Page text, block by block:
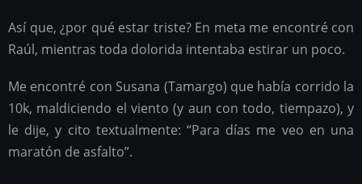
Así que, ¿por qué estar triste? En meta me encontré con
Raúl, mientras toda dolorida intentaba estirar un poco.
Me encontré con Susana (Tamargo) que había corrido la
10k, maldiciendo el viento (y aun con todo, tiempazo), y
le dije, y cito textualmente: “Para días me veo en una
maratón de asfalto”.